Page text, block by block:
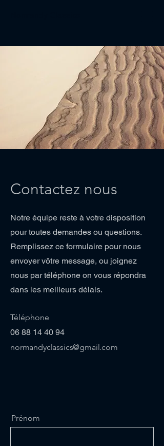
Contactez nous
Notre équipe reste à votre disposition
pour toutes demandes ou questions.
Remplissez ce formulaire pour nous
envoyer vôtre message, ou joignez
nous par téléphone on vous répondra
dans les meilleurs délais.
Téléphone
06 88 14 40 94
normandyclassics@gmail.com
Prénom